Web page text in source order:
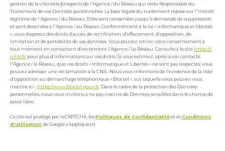
gestion de la clientèle/prospects de l'Agence / du Réseau qui reste Responsable du
Traitement de vos Données personnelles. La base légale du traitement repose sur l'intérêt
légitime de l'Agence / du Réseau. Elles sont conservées jusqu'à demande de suppression
et sont destinées à l'Agence / au Réseau. Conformément à la loi « informatique et libertés
», vous disposez des droits d’accès, de rectification, d’effacement, d’opposition, de
limitation et de portabilité de vos données. Vous pouvez retirer votre consentement à
tout moment en contactant directement l’Agence / Le Réseau. Consultez le site https://c
nil.fr/fr pour plus d’informations sur vos droits. Si vous estimez, après avoir contacté
l'Agence / le Réseau, que vos droits « Informatique et Libertés » ne sont pas respectés, vous
pouvez adresser une réclamation à la CNIL. Nous vous informons de l’existence de la liste
d'opposition au démarchage téléphonique « Bloctel », sur laquelle vous pouvez vous
inscrire ici : https://www.bloctel.gouv.fr . Dans le cadre de la protection des Données
personnelles, nous vous invitons à ne pas inscrire de Données sensibles dans le champ de
saisie libre.
Ce site est protégé par reCAPTCHA, lesPolitiques de Confidentialitéet esConditions
d'utilisationde Google s'appliquent.